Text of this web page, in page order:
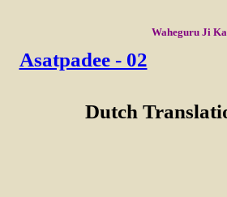
Waheguru Ji
Asatpadee - 02
Dutch